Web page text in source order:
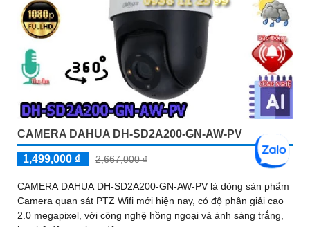
CAMERA DAHUA DH-SD2A200-GN-AW-PV
1,499,000 ₫ 2,667,000 ₫
CAMERA DAHUA DH-SD2A200-GN-AW-PV là dòng sản phẩm
Camera quan sát PTZ Wifi mới hiện nay, có độ phân giải cao
2.0 megapixel, với công nghệ hồng ngoại và ánh sáng trắng,